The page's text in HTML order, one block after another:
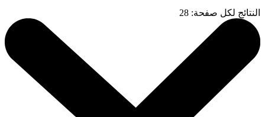
النتائج لكل صفحة:
28